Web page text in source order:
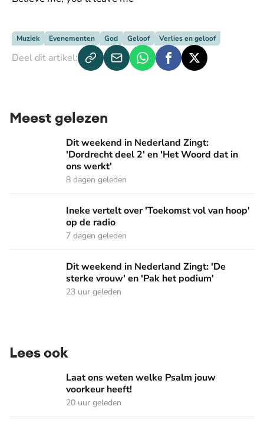
Muziek Evenementen God Geloof Verlies en geloof
Deel dit artikel:
Meest gelezen
Dit weekend in Nederland Zingt: 'Dordrecht deel 2' en
Dit weekend in Nederland Zingt:
'Dordrecht deel 2' en 'Het Woord dat in
ons werkt'
8 dagen geleden
Ineke vertelt over 'Toekomst vol van hoop' op de radio
Ineke vertelt over 'Toekomst vol van hoop'
op de radio
7 dagen geleden
Dit weekend in Nederland Zingt: 'De sterke vrouw' en 'Pak
Dit weekend in Nederland Zingt: 'De
sterke vrouw' en 'Pak het podium'
23 uur geleden
Lees ook
Laat ons weten welke Psalm jouw voorkeur heeft!
Laat ons weten welke Psalm jouw
voorkeur heeft!
20 uur geleden